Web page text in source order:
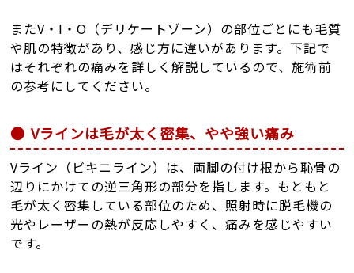
またV・I・O（デリケートゾーン）の部位ごとにも毛質
や肌の特徴があり、感じ方に違いがあります。下記で
はそれぞれの痛みを詳しく解説しているので、施術前
の参考にしてください。
Vラインは毛が太く密集、やや強い痛み
Vライン（ビキニライン）は、両脚の付け根から恥骨の
辺りにかけての逆三角形の部分を指します。もともと
毛が太く密集している部位のため、照射時に脱毛機の
光やレーザーの熱が反応しやすく、痛みを感じやすい
です。